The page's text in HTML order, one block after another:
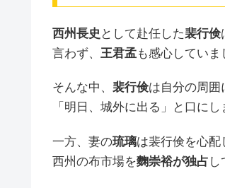
西州長史 として赴任した裴行倹
言わず、 王君孟も感心していま
そんな中、 裴行倹は自分の周囲
「明日、城外に出る」と口にし
一方、妻の琉璃は裴行倹を心
西州の布市場を麴崇裕が独占 し